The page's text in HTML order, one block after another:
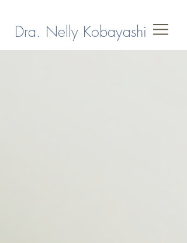
Dra. Nelly Kobayashi